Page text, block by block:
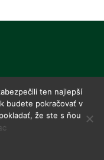
ten najlepší
budete pokračovať v
že ste s ňou